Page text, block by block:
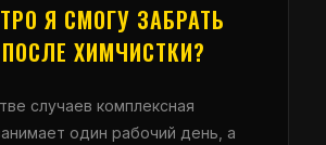
Я СМОГУ ЗАБРАТЬ
ХИМЧИСТКИ?
случаев комплексная
один рабочий день, а